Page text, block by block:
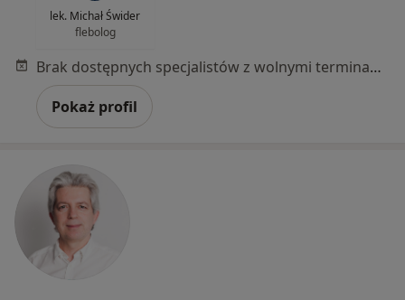
lek. Michał Świder
flebolog
Brak dostępnych specjalistów z wolnymi terminami w tym centrum medycznym.
Pokaż profil